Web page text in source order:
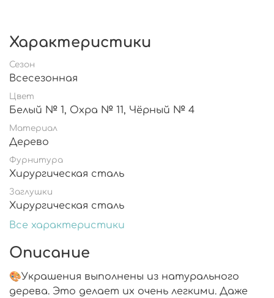
Характеристики
Сезон
Всесезонная
Цвет
Белый № 1, Охра № 11, Чёрный № 4
Материал
Дерево
Фурнитура
Хирургическая сталь
Заглушки
Хирургическая сталь
Все характеристики
Описание
🎨Украшения выполнены из натурального
дерева. Это делает их очень легкими. Даже